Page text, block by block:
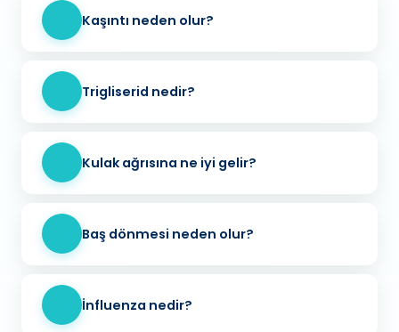
Kaşıntı neden olur?
Trigliserid nedir?
Kulak ağrısına ne iyi gelir?
Baş dönmesi neden olur?
İnfluenza nedir?